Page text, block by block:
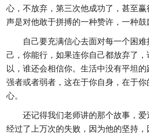
心，不放弃，第三次他成功了，甚至
声是对他敢于拼搏的一种赞许，一种鼓
自己要充满信心去面对每一个困难
己，你能行，如果连你自己都放弃了
以，谁还会相信你。生活中没有平坦
强者或者弱者，这在于你自身，在于
心。
还记得我们老师讲的那个故事，
经过了上万次的失败，因为他的坚持